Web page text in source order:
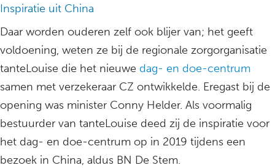
Inspiratie uit China
Daar worden ouderen zelf ook blijer van; het geeft
voldoening, weten ze bij de regionale zorgorganisatie
tanteLouise die het nieuwe dag- en doe-centrum
samen met verzekeraar CZ ontwikkelde. Eregast bij de
opening was minister Conny Helder. Als voormalig
bestuurder van tanteLouise deed zij de inspiratie voor
het dag- en doe-centrum op in 2019 tijdens een
bezoek in China, aldus BN De Stem.